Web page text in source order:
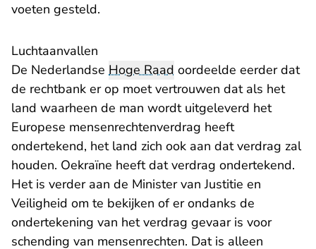
voeten gesteld.
Luchtaanvallen
De Nederlandse Hoge Raad oordeelde eerder dat
de rechtbank er op moet vertrouwen dat als het
land waarheen de man wordt uitgeleverd het
Europese mensenrechtenverdrag heeft
ondertekend, het land zich ook aan dat verdrag zal
houden. Oekraïne heeft dat verdrag ondertekend.
Het is verder aan de Minister van Justitie en
Veiligheid om te bekijken of er ondanks de
ondertekening van het verdrag gevaar is voor
schending van mensenrechten. Dat is alleen